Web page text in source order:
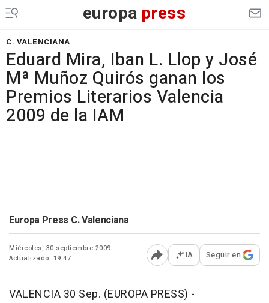
europa press
C. VALENCIANA
Eduard Mira, Iban L. Llop y José
Mª Muñoz Quirós ganan los
Premios Literarios Valencia
2009 de la IAM
Europa Press C. Valenciana
Miércoles, 30 septiembre 2009
Actualizado: 19:47
Abrir opciones para
IA Seguir en
VALENCIA 30 Sep. (EUROPA PRESS) -